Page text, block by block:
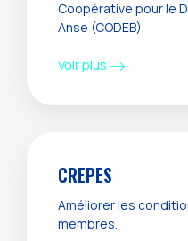
Coopérative pour le
Anse (CODEB)
Voir plus
CREPES
Améliorer les
membres.